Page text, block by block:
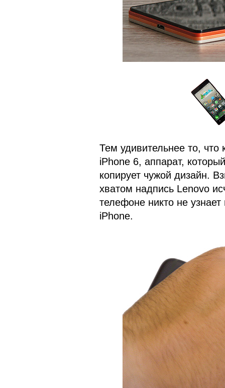
Тем удивительнее то,
iPhone 6, аппарат,
копирует чужой дизайн.
хватом надпись Lenovo
телефоне никто не
iPhone.